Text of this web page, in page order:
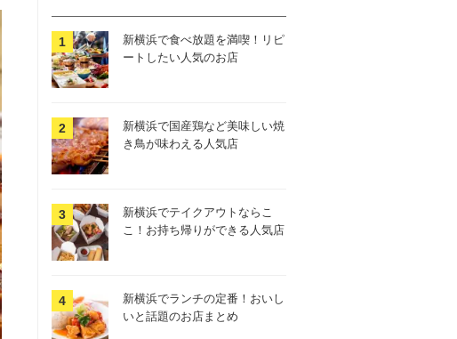
新横浜で食べ放題を満喫！リピ
ートしたい人気のお店
新横浜で国産鶏など美味しい焼
き鳥が味わえる人気店
新横浜でテイクアウトならこ
こ！お持ち帰りができる人気店
新横浜でランチの定番！おいし
いと話題のお店まとめ